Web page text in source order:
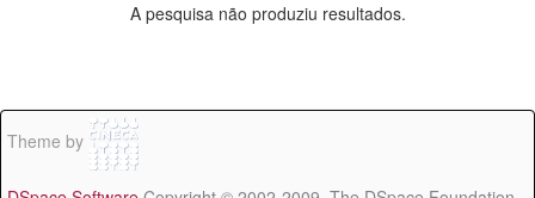
A pesquisa não produziu resultados.
Theme by